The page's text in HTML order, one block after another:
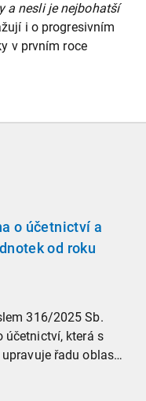
a nesli je nejbohatší
i o progresivním
v prvním roce
o účetnictví a
od roku
316/2025 Sb.
účetnictví, která s
řadu oblastí
od 3. září
pro zařazení